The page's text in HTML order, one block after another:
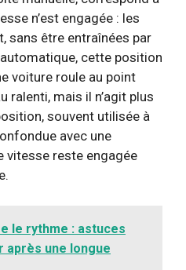
n’est engagée : les
sans être entraînées par
cette position
voiture roule au point
ralenti, mais il n’agit plus
souvent utilisée à
avec une
vitesse reste engagée
le rythme : astuces
après une longue